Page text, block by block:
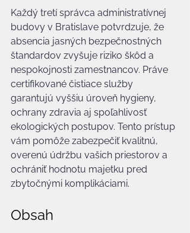
Každý tretí správca administratívnej
budovy v Bratislave potvrdzuje, že
absencia jasných bezpečnostných
štandardov zvyšuje riziko škôd a
nespokojnosti zamestnancov. Práve
certifikované čistiace služby
garantujú vyššiu úroveň hygieny,
ochrany zdravia aj spoľahlivosť
ekologických postupov. Tento prístup
vám pomôže zabezpečiť kvalitnú,
overenú údržbu vašich priestorov a
ochrániť hodnotu majetku pred
zbytočnými komplikáciami.
Obsah